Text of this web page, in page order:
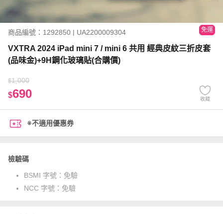
商品編號：1292850 | UA2200009304 免運
VXTRA 2024 iPad mini 7 / mini 6 共用 經典皮紋三折皮套
(品味金)+9H鋼化玻璃貼(合購價)
$1,000
$690 收藏
※不適用優惠券
檢驗碼
BSMI 字號： 免驗
NCC 字號： 免驗